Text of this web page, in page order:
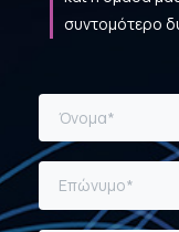
συντομότερο